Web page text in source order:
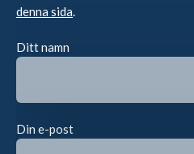
denna sida.
Ditt namn
Din e-post